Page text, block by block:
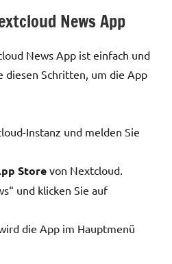
News App
News App ist einfach und
diesen Schritten, um die App
Instanz und melden Sie
Store von Nextcloud.
und klicken Sie auf
die App im Hauptmenü